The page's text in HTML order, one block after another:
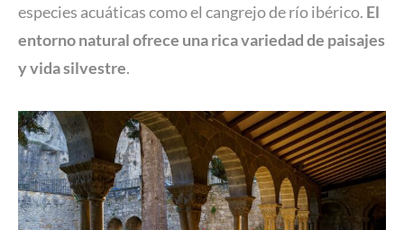
especies acuáticas como el cangrejo de río ibérico. El
entorno natural ofrece una rica variedad de paisajes
y vida silvestre.